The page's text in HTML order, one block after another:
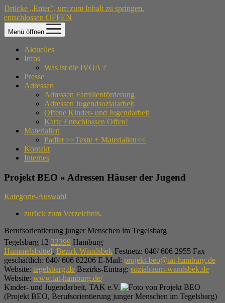
Drücke „Enter”, um zum Inhalt zu springen.
entschlossen OFFEN
Menü öffnen
Aktuelles
Infos
Was ist die IVOA ?
Presse
Adressen
Adressen Familienförderung
Adressen Jugendsozialarbeit
Offene Kinder- und Jugendarbeit
Karte Entschlossen Offen!
Materialien
Padlet >>Texte + Materialien<<
Kontakt
Internes
Projekt BEO » Adressen Häuser der Jugend
Kategorie-Auswahl
zurück zum Verzeichnis.
Berufsorientierung junger Menschen im Tegelsbarg
Tegelsbarg 12 22399 Hamburg
Hummelsbüttel, Bezirk Wandsbek Festnetz: 040/ 606 2955 Fax
geschäftlich: 040/ 606 82206 E-Mail: projekt-beo@iat-hamburg.de
Website: tegelsbarg.de Bezirks-Eintrag: sozialraum-wandsbek.de
Website: www.iat-hamburg.de/
Kinder- und Jugendarbeit, TAK e.V.
(Projekt BEO, Berufsorientierung junger Menschen im Tegelsbarg)